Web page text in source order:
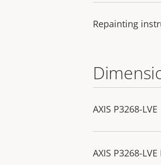
Repainting
AXIS P3268-LVE
AXIS P3268-